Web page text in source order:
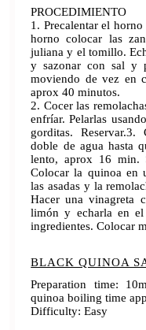
PROCEDIMIENTO
1. Precalentar el
horno colocar las
juliana y el tomillo.
y sazonar con sal y
moviendo de vez en
aprox 40 minutos.
2. Cocer las
enfríar. Pelarlas
gorditas.
doble de agua hasta
lento, aprox 16 min.
Colocar la quinoa en
las asadas y la
Hacer una vinagreta
limón y echarla en
ingredientes. Colocar
BLACK QUINOA
Preparation time:
quinoa boiling time
Difficulty: Easy